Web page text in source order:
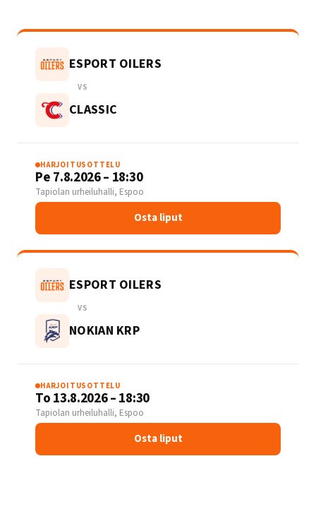
ESPORT OILERS
VS
CLASSIC
HARJOITUSOTTELU
Pe 7.8.2026 – 18:30
Tapiolan urheiluhalli, Espoo
Osta liput
ESPORT OILERS
VS
NOKIAN KRP
HARJOITUSOTTELU
To 13.8.2026 – 18:30
Tapiolan urheiluhalli, Espoo
Osta liput